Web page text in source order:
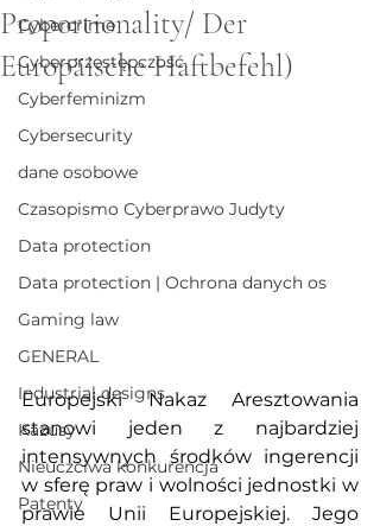
Cybercrime
Cyberprzestępczość
Cyberfeminizm
Cybersecurity
dane osobowe
Czasopismo Cyberprawo Judyty
Data protection
Data protection | Ochrona danych os
Gaming law
GENERAL
Industrial designs
Kazusy
Nieuczciwa konkurencja
Patenty
Proportionality/ Der
Europäische Haftbefehl)
Europejski Nakaz Aresztowania
stanowi jeden z najbardziej
intensywnych środków ingerencji
w sferę praw i wolności jednostki w
prawie Unii Europejskiej. Jego